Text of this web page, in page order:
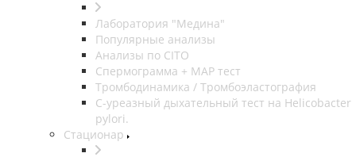
Лаборатория "Медина"
Популярные анализы
Анализы по CITO
Спермограмма + МАР тест
Тромбодинамика / Тромбоэластография
С-уреазный дыхательный тест на Helicobacter
pylori.
Стационар